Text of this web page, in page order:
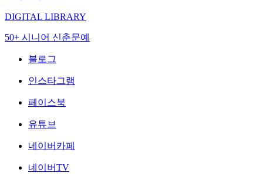
DIGITAL LIBRARY
50+ 시니어 신춘문예
블로그
인스타그램
페이스북
유튜브
네이버카페
네이버TV